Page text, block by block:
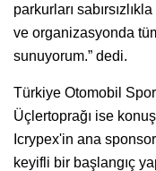
parkurları
ve organizasyonda
sunuyorum.” dedi.
Türkiye Otomobil
Üçlertoprağı ise
Icrypex'in ana
keyifli bir başlangıç